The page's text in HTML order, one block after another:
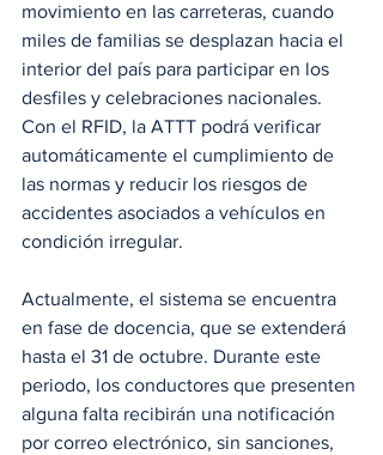
movimiento en las carreteras, cuando
miles de familias se desplazan hacia el
interior del país para participar en los
desfiles y celebraciones nacionales.
Con el RFID, la ATTT podrá verificar
automáticamente el cumplimiento de
las normas y reducir los riesgos de
accidentes asociados a vehículos en
condición irregular.
Actualmente, el sistema se encuentra
en fase de docencia, que se extenderá
hasta el 31 de octubre. Durante este
periodo, los conductores que presenten
alguna falta recibirán una notificación
por correo electrónico, sin sanciones,